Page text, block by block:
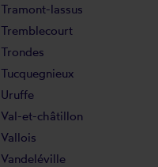
Tramont-lassus
Tremblecourt
Trondes
Tucquegnieux
Uruffe
Val-et-châtillon
Vallois
Vandeléville